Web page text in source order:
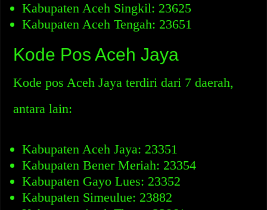
Kabupaten Aceh Singkil: 23625
Kabupaten Aceh Tengah: 23651
Kode Pos Aceh Jaya
Kode pos Aceh Jaya terdiri dari 7 daerah,
antara lain:
Kabupaten Aceh Jaya: 23351
Kabupaten Bener Meriah: 23354
Kabupaten Gayo Lues: 23352
Kabupaten Simeulue: 23882